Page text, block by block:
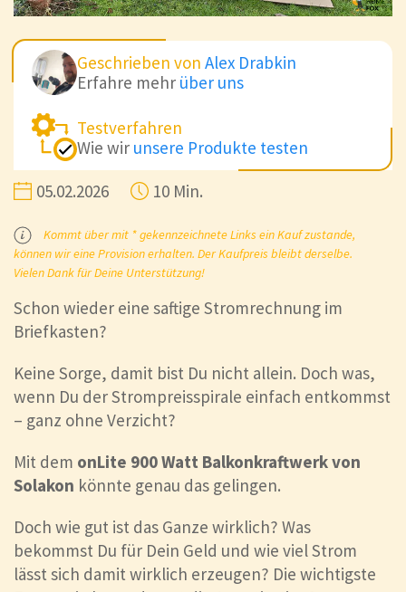
Geschrieben von Alex Drabkin
Erfahre mehr über uns
Testverfahren
Wie wir unsere Produkte testen
05.02.2026 10 Min.
Kommt über mit * gekennzeichnete Links ein Kauf zustande,
können wir eine Provision erhalten. Der Kaufpreis bleibt derselbe.
Vielen Dank für Deine Unterstützung!
Schon wieder eine saftige Stromrechnung im
Briefkasten?
Keine Sorge, damit bist Du nicht allein. Doch was,
wenn Du der Strompreisspirale einfach entkommst
– ganz ohne Verzicht?
Mit dem onLite 900 Watt Balkonkraftwerk von
Solakon könnte genau das gelingen.
Doch wie gut ist das Ganze wirklich? Was
bekommst Du für Dein Geld und wie viel Strom
lässt sich damit wirklich erzeugen? Die wichtigste